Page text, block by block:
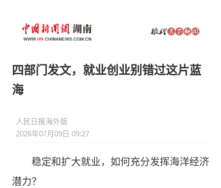
四部门发文，就业创业别错过这片蓝
海
人民日报海外版
2026年07月09日 09:27
稳定和扩大就业，如何充分发挥海洋经济
潜力？